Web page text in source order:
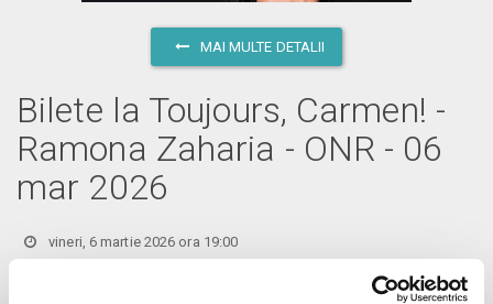
MAI MULTE DETALII
Bilete la Toujours, Carmen! -
Ramona Zaharia - ONR - 06
mar 2026
vineri, 6 martie 2026 ora 19:00